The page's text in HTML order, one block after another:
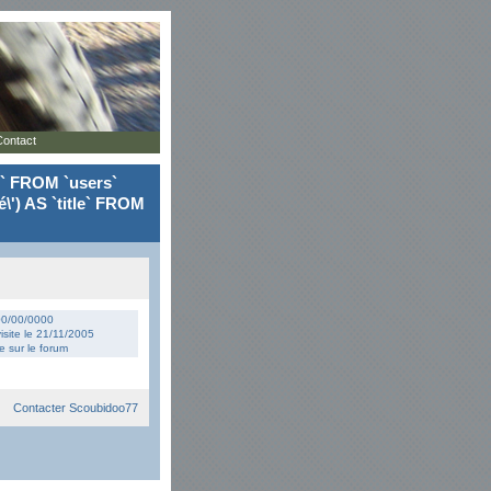
FROM `users`
AS `title` FROM
00/0000
le 21/11/2005
sur le forum
Contacter Scoubidoo77